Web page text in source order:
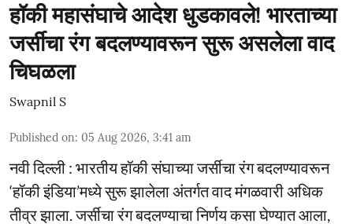
हॉकी महासंघाचे आदेश धुडकावले! भारताच्या
जर्सीचा रंग बदलण्यावरून सुरू असलेला वाद
चिघळला
Swapnil S
Published on: 05 Aug 2026, 3:41 am
नवी दिल्ली : भारतीय हॉकी संघाच्या जर्सीचा रंग बदलण्यावरून
‘हॉकी इंडिया’मध्ये सुरू झालेला अंतर्गत वाद मंगळवारी अधिक
तीव्र झाला. जर्सीचा रंग बदलण्याचा निर्णय कसा घेण्यात आला,